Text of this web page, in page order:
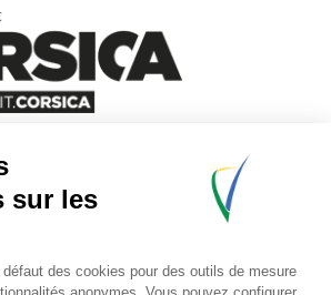
la lettre d’information
de la Corse.